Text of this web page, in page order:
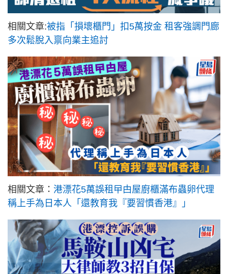
相關文章:被指「損壞櫃門」扣5萬按金 租客強調門廊
多次鬆脫入禀向業主追討
相關文章： 港漂花5萬誤租曱甴屋廚櫃滿布蟲卵代理
稱上手為日本人「還教育我『要習慣香港』」